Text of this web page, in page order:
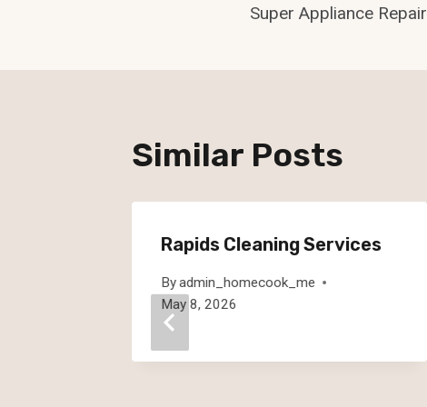
Navigation
Super Appliance Repair
Similar Posts
Rapids Cleaning Services
Byadmin_homecook_me
May 8, 2026